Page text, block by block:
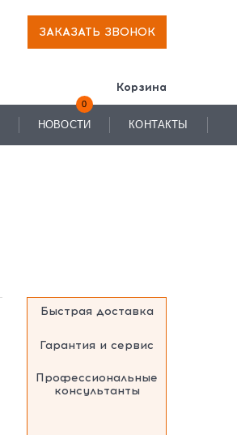
ЗАКАЗАТЬ ЗВОНОК
0
Корзина
НОВОСТИ КОНТАКТЫ
Быстрая доставка
Гарантия и сервис
Профессиональные
консультанты